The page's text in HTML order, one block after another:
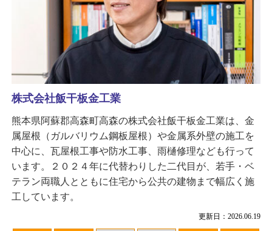
更新日：2026.06.19
株式会社飯干板金工業
熊本県阿蘇郡高森町高森の株式会社飯干板金工業は、金
属屋根（ガルバリウム鋼板屋根）や金属系外壁の施工を
中心に、瓦屋根工事や防水工事、雨樋修理なども行って
います。２０２４年に代替わりした二代目が、若手・ベ
テラン両職人とともに住宅から公共の建物まで幅広く施
工しています。